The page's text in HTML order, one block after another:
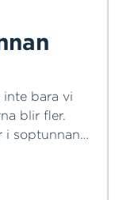
inte bara vi
blir fler.
i soptunnan